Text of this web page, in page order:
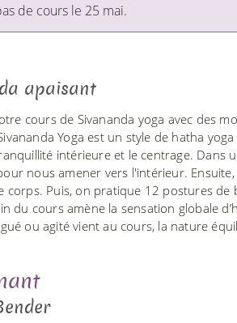
de cours le 25 mai.
apaisant
cours de Sivananda yoga avec des
Yoga est un style de hatha
intérieure et le centrage. Dans
nous amener vers l'intérieur.
corps. Puis, on pratique 12 postures
du cours amène la sensation globale
ou agité vient au cours, la nature